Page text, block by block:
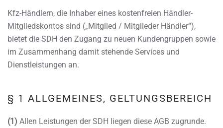
Kfz-Händlern, die Inhaber eines kostenfreien Händler-
Mitgliedskontos sind („Mitglied / Mitglieder Händler“),
bietet die SDH den Zugang zu neuen Kundengruppen sowie
im Zusammenhang damit stehende Services und
Dienstleistungen an.
§ 1 ALLGEMEINES, GELTUNGSBEREICH
(1) Allen Leistungen der SDH liegen diese AGB zugrunde.